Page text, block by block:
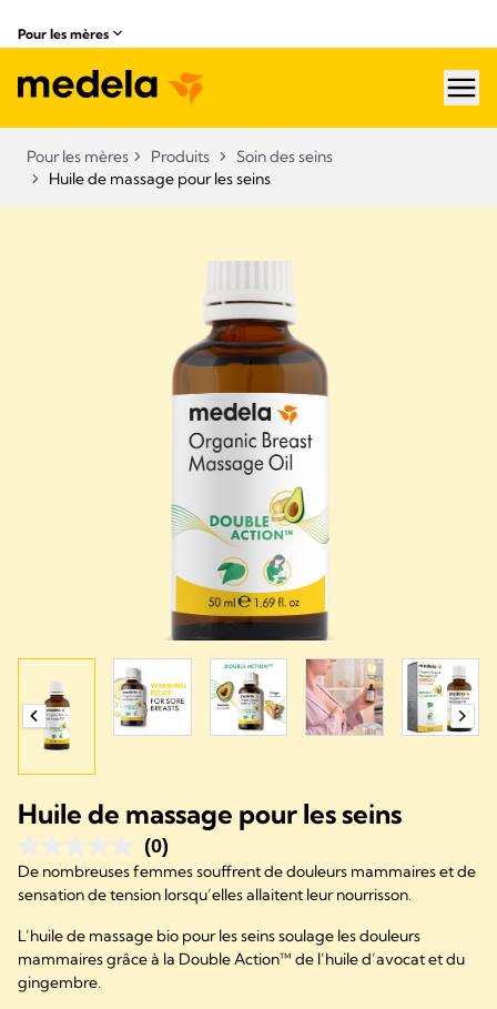
Pour les mères
Pour les mères Produits
Soin des seins
Huile de massage pour les seins
Huile de massage pour les seins
(0)
De nombreuses femmes souffrent de douleurs mammaires et de
sensation de tension lorsqu’elles allaitent leur nourrisson.
L’huile de massage bio pour les seins soulage les douleurs
mammaires grâce à la Double Action™ de l’huile d’avocat et du
gingembre.